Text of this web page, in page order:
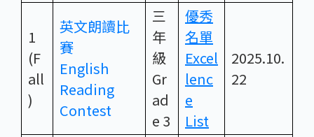
1
(F
all
)
英文朗讀比
賽
English
Reading
Contest
三
年
級
Gr
ad
e 3
優秀
名單
Excel
lenc
e
List
2025.10.
22